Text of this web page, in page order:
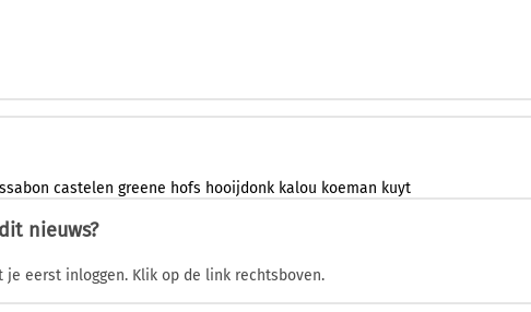
castelen greene hofs hooijdonk kalou koeman kuyt
nieuws?
je eerst inloggen. Klik op de link rechtsboven.